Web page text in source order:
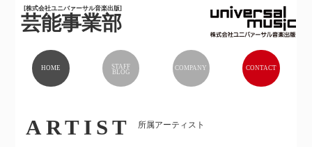
[株式会社ユニバァーサル音楽出版]
芸能事業部
HOME
STAFF
BLOG
COMPANY CONTACT
ARTIST 所属アーティスト